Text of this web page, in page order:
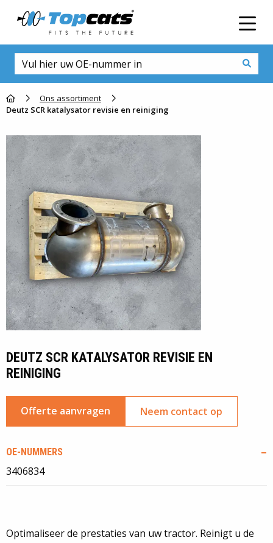
Go to homepageOns assortiment
Deutz SCR katalysator revisie en reiniging
DEUTZ SCR KATALYSATOR REVISIE EN
REINIGING
Offerte aanvragen Neem contact op
OE-NUMMERS
3406834
Optimaliseer de prestaties van uw tractor. Reinigt u de